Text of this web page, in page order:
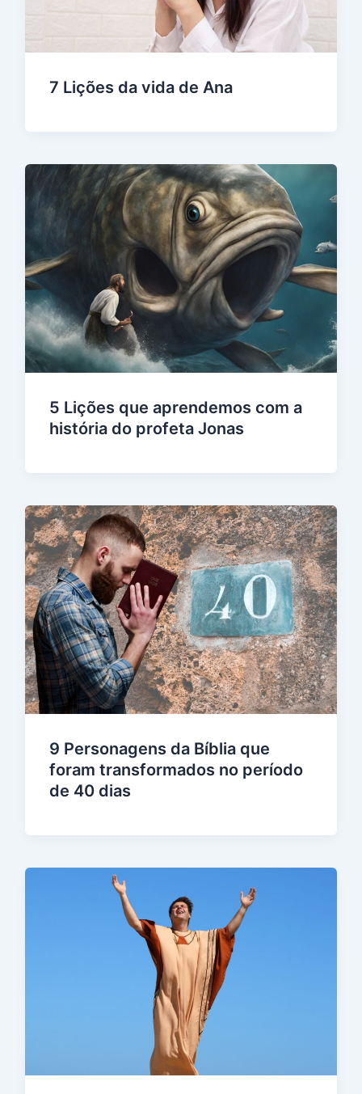
7 Lições da vida de Ana
5 Lições que aprendemos com a
história do profeta Jonas
9 Personagens da Bíblia que
foram transformados no período
de 40 dias